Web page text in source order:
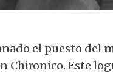
el puesto del
Chironico. Este